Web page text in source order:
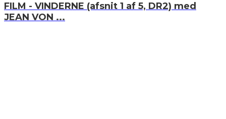
FILM - VINDERNE (afsnit 1 af 5, DR2) med
JEAN VON ...